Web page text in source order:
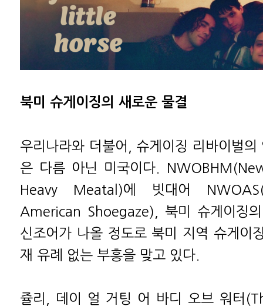
북미 슈게이징의 새로운 물결
우리나라와 더불어, 슈게이징 리바이벌
은 다름 아닌 미국이다.
Heavy Meatal)에 빗대어
American Shoegaze), 북미 슈게이징
신조어가 나올 정도로 북미 지역 슈게이
재 유례 없는 부흥을 맞고 있다.
쥴리, 데이 얼 거팅 어 바디 오브 워터